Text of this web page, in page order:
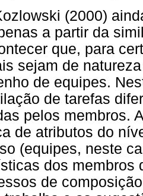
(2000)
a partir da
que, para
sejam de
de equipes.
de tarefas
pelos membros.
de atributos do
(equipes, neste
dos membros
de